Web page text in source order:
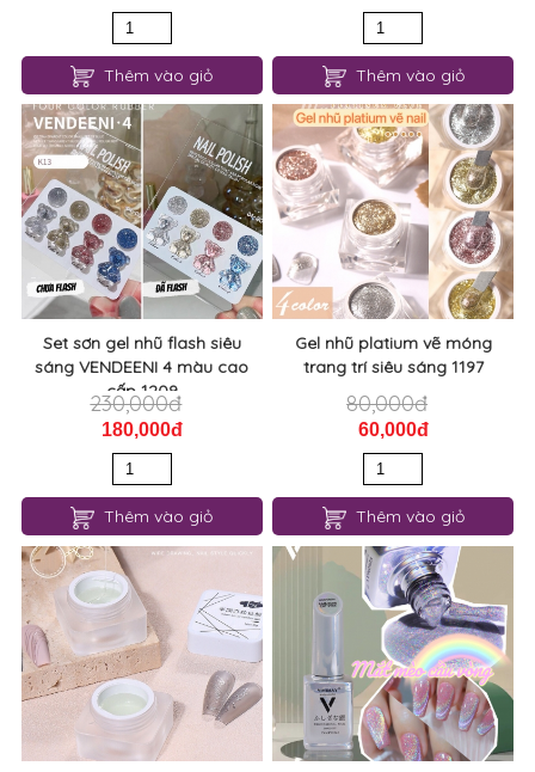
Thêm vào giỏ Thêm vào giỏ
Set sơn gel nhũ flash siêu
sáng VENDEENI 4 màu cao
cấp 1209
230,000đ
180,000đ
Thêm vào giỏ
Gel nhũ platium vẽ móng
trang trí siêu sáng 1197
80,000đ
60,000đ
Thêm vào giỏ